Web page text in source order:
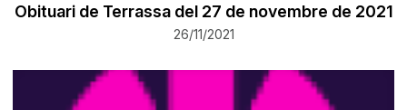
Obituari de Terrassa del 27 de novembre de 2021
26/11/2021